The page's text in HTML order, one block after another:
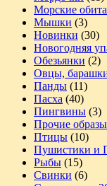
Морские
Мышки (3)
Новинки (30)
Новогодняя
Обезьянки (2)
Овцы,
Панды (11)
Пасха (40)
Пингвины (3)
Прочие образы
Птицы (10)
Пушистики и
Рыбы (15)
Свинки (6)